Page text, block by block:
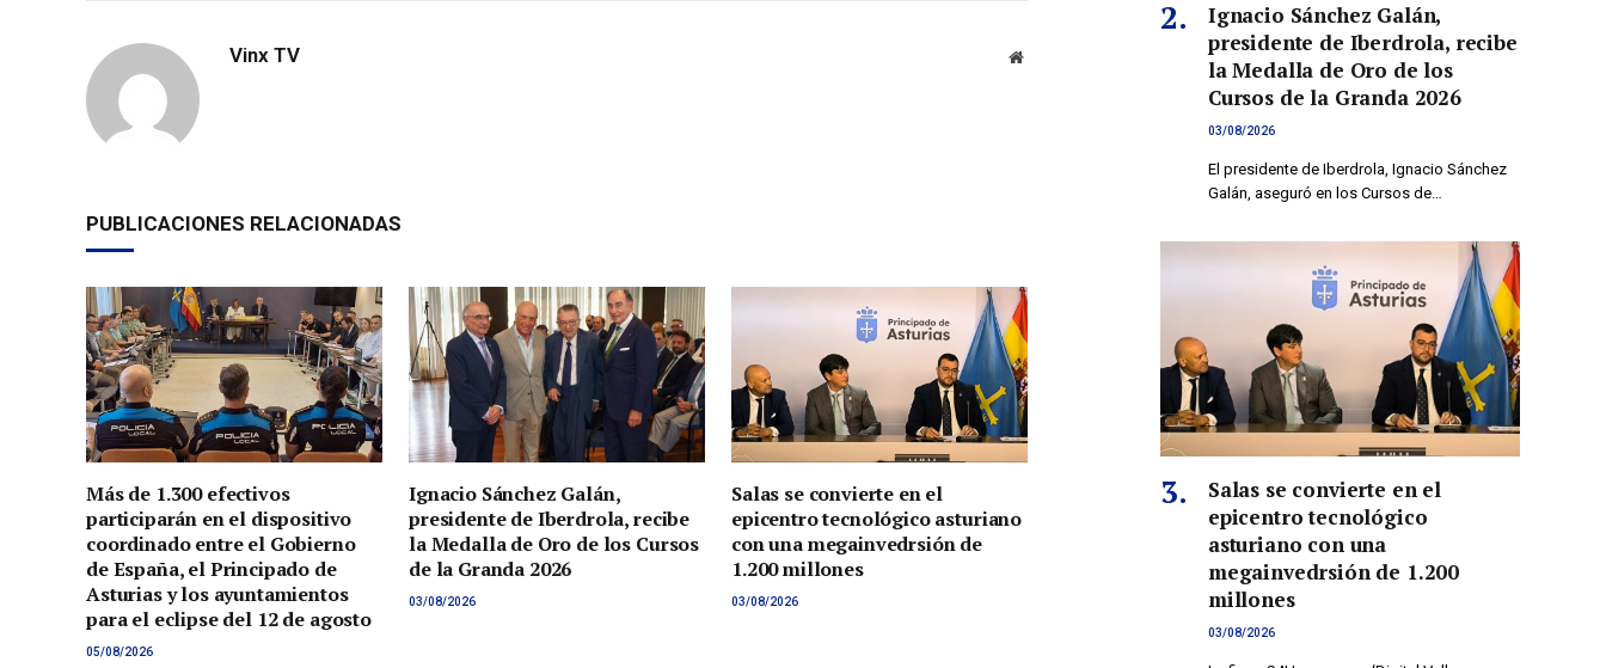
Vinx TV
Sitio
PUBLICACIONES RELACIONADAS
Más de 1.300 efectivos
participarán en el dispositivo
coordinado entre el Gobierno
de España, el Principado de
Asturias y los ayuntamientos
para el eclipse del 12 de agosto
05/08/2026
Ignacio Sánchez Galán,
presidente de Iberdrola, recibe
la Medalla de Oro de los Cursos
de la Granda 2026
03/08/2026
Salas se convierte en el
epicentro tecnológico asturiano
con una megainvedrsión de
1.200 millones
03/08/2026
Ignacio Sánchez Galán,
presidente de Iberdrola, recibe
la Medalla de Oro de los
Cursos de la Granda 2026
03/08/2026
El presidente de Iberdrola, Ignacio Sánchez
Galán, aseguró en los Cursos de…
Salas se convierte en el
epicentro tecnológico
asturiano con una
megainvedrsión de 1.200
millones
03/08/2026